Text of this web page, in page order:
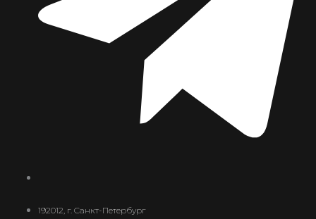
192012, г. Санкт-Петербург